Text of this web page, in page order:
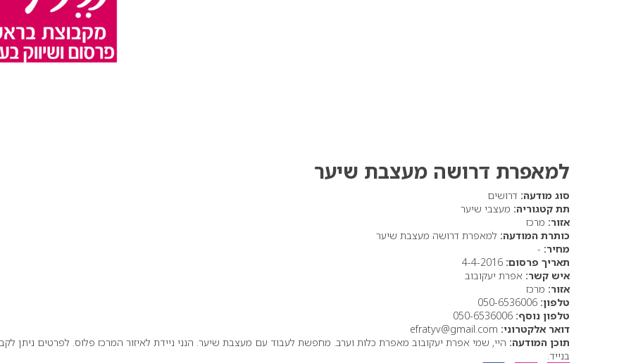
למאפרת דרושה מעצבת שיער
סוג מודעה: דרושים
תת קטגוריה: מעצבי שיער
אזור: מרכז
כותרת המודעה: למאפרת דרושה מעצבת שיער
מחיר: -
תאריך פרסום:
איש קשר: אפרת יעקובוב
אזור: מרכז
טלפון:
טלפון נוסף:
דואר אלקטרוני:
תוכן המודעה: היי, שמי אפרת יעקובוב מאפרת כלות וערב. מחפשת לעבוד עם מעצבת שיער. הנני ניידת לאיזור המרכז פלוס. לפרטים ניתן
בנייד.